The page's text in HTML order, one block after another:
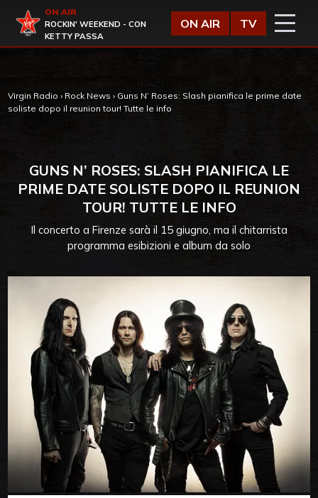
Virgin Radio
ON AIR
ROCKIN' WEEKEND - CON
KETTY PASSA
ON AIR TV
Virgin Radio › Rock News › Guns N’ Roses: Slash pianifica le prime date
soliste dopo il reunion tour! Tutte le info
GUNS N’ ROSES: SLASH PIANIFICA LE
PRIME DATE SOLISTE DOPO IL REUNION
TOUR! TUTTE LE INFO
Il concerto a Firenze sarà il 15 giugno, ma il chitarrista
programma esibizioni e album da solo